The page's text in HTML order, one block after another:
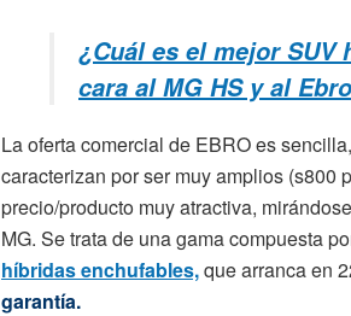
¿Cuál es el mejor SUV
cara al MG HS y al
La oferta comercial de EBRO es
caracterizan por ser muy amplios (s800
precio/producto muy atractiva,
MG. Se trata de una gama compuesta
híbridas enchufables,que arranca en
garantía.